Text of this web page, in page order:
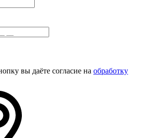
вы даёте согласие на обработку